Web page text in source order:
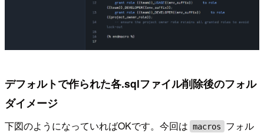
デフォルトで作られた各.sqlファイル削除後のフォル
ダイメージ
下図のようになっていればOKです。今回は macros
フォル